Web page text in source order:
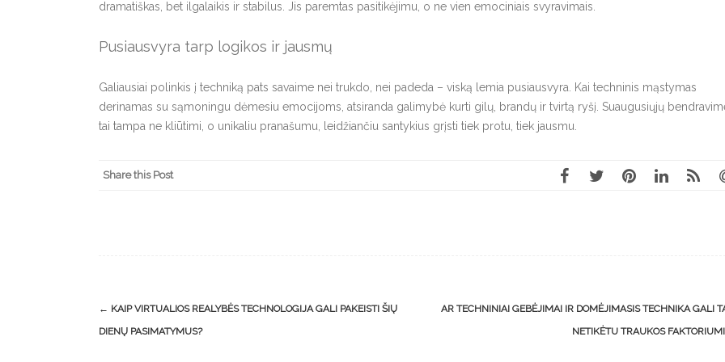
dramatiškas, bet ilgalaikis ir stabilus. Jis paremtas pasitikėjimu, o ne vien emociniais svyravimais.
Pusiausvyra tarp logikos ir jausmų
Galiausiai polinkis į techniką pats savaime nei trukdo, nei padeda – viską lemia pusiausvyra. Kai techninis mąstymas
derinamas su sąmoningu dėmesiu emocijoms, atsiranda galimybė kurti gilų, brandų ir tvirtą ryšį. Suaugusiųjų
tai tampa ne kliūtimi, o unikaliu pranašumu, leidžiančiu santykius grįsti tiek protu, tiek jausmu.
Share this Post
Post
navigation
← KAIP VIRTUALIOS REALYBĖS TECHNOLOGIJA GALI PAKEISTI ŠIŲ
DIENŲ PASIMATYMUS?
AR TECHNINIAI GEBĖJIMAI IR DOMĖJIMASIS TECHNIKA GALI
NETIKĖTU TRAUKOS